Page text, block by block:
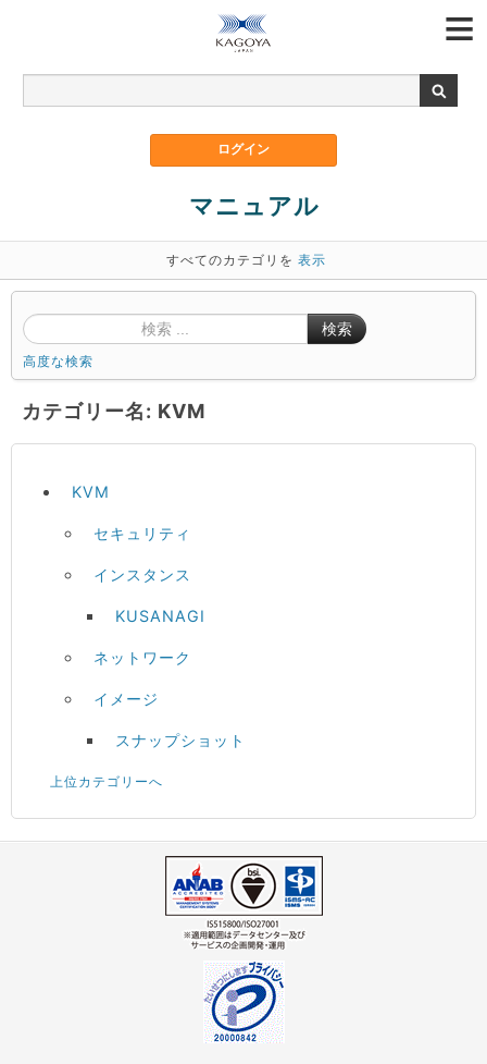
マニュアル
すべてのカテゴリを 表示
検索
高度な検索
カテゴリー名: KVM
KVM
セキュリティ
インスタンス
KUSANAGI
ネットワーク
イメージ
スナップショット
上位カテゴリーへ